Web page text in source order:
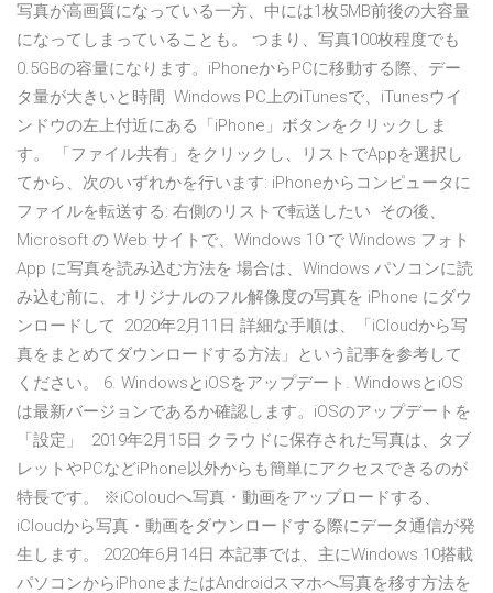
写真が高画質になっている一方、中には1枚5MB前後の大容量
になってしまっていることも。 つまり、写真100枚程度でも
0.5GBの容量になります。iPhoneからPCに移動する際、デー
タ量が大きいと時間 Windows PC上のiTunesで、iTunesウイ
ンドウの左上付近にある「iPhone」ボタンをクリックしま
す。 「ファイル共有」をクリックし、リストでAppを選択し
てから、次のいずれかを行います: iPhoneからコンピュータに
ファイルを転送する: 右側のリストで転送したい その後、
Microsoft の Web サイトで、Windows 10 で Windows フォト
App に写真を読み込む方法を 場合は、Windows パソコンに読
み込む前に、オリジナルのフル解像度の写真を iPhone にダウ
ンロードして 2020年2月11日 詳細な手順は、「iCloudから写
真をまとめてダウンロードする方法」という記事を参考して
ください。 6. WindowsとiOSをアップデート. WindowsとiOS
は最新バージョンであるか確認します。iOSのアップデートを
「設定」 2019年2月15日 クラウドに保存された写真は、タブ
レットやPCなどiPhone以外からも簡単にアクセスできるのが
特長です。 ※iColoudへ写真・動画をアップロードする、
iCloudから写真・動画をダウンロードする際にデータ通信が発
生します。 2020年6月14日 本記事では、主にWindows 10搭載
パソコンからiPhoneまたはAndroidスマホへ写真を移す方法を